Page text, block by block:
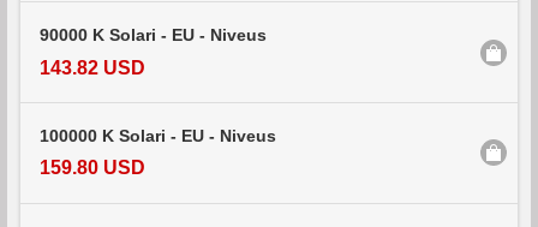
90000 K Solari - EU - Niveus
143.82 USD
100000 K Solari - EU - Niveus
159.80 USD